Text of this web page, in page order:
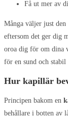
Få ut mer av
Många väljer just den
eftersom det ger dig
oroa dig för om dina
för en sund och
Hur kapillär
Principen bakom en
behållare i botten av